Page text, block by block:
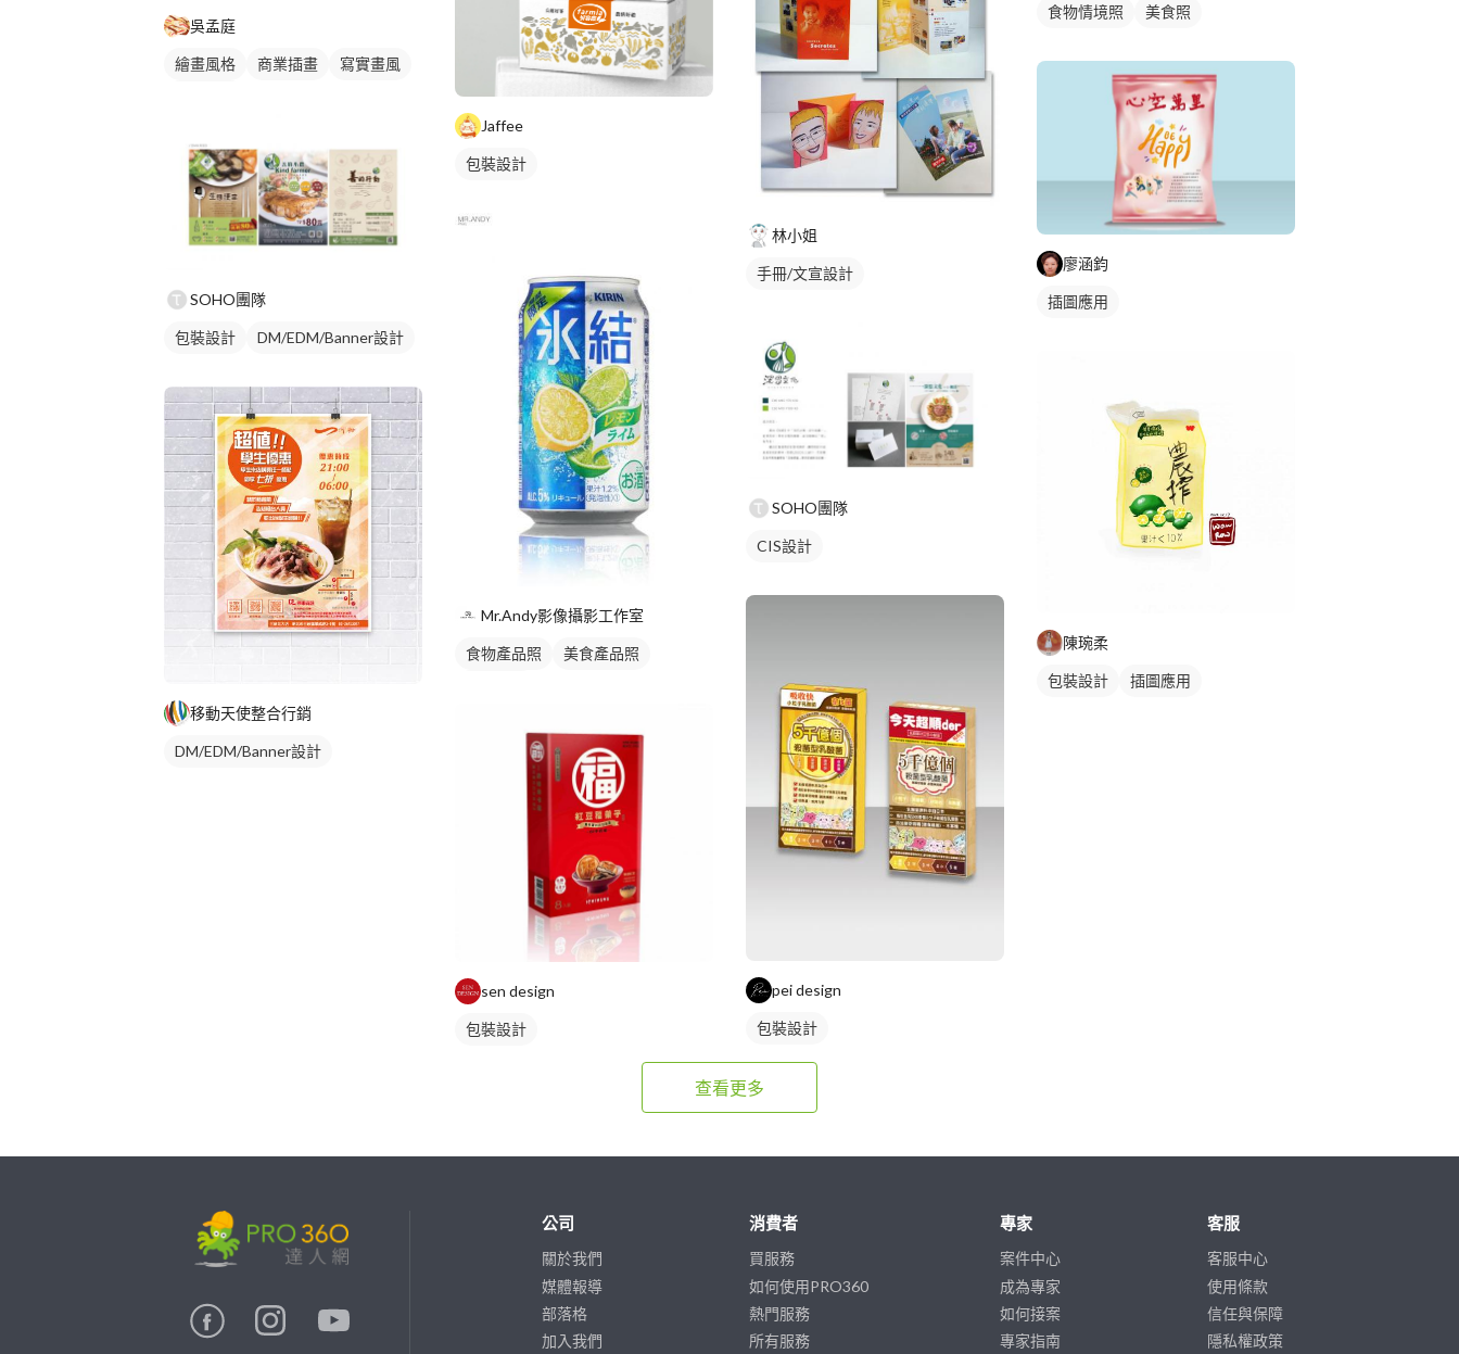
吳孟庭
繪畫風格 商業插畫
寫實畫風
SOHO團隊
包裝設計 DM/EDM/Banner設計
移動天使整合行銷
DM/EDM/Banner設計
Jaffee
包裝設計
Mr.Andy影像攝影工作室
食物產品照
美食產品照
sen design
包裝設計
林小姐
手冊/文宣設計
SOHO團隊
CIS設計
pei design
包裝設計
食物情境照 美食照
廖涵鈞
插圖應用
陳琬柔
包裝設計 插圖應用
查看更多
公司
關於我們
媒體報導
部落格
加入我們
消費者
買服務
如何使用PRO360
熱門服務
所有服務
專家
案件中心
成為專家
如何接案
專家指南
客服
客服中心
使用條款
信任與保障
隱私權政策